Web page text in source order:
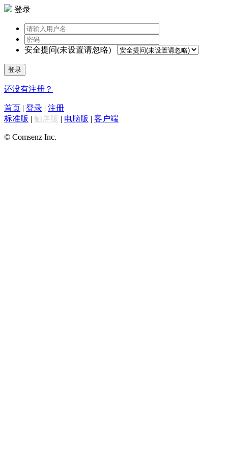
登录
安全提问(未设置请忽略)
登录
还没有注册？
首页 | 登录 | 注册
标准版 | 触屏版 | 电脑版 | 客户端
© Comsenz Inc.